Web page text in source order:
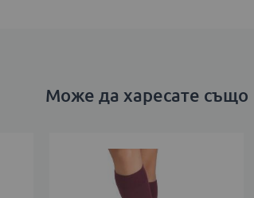
Може да харесате също